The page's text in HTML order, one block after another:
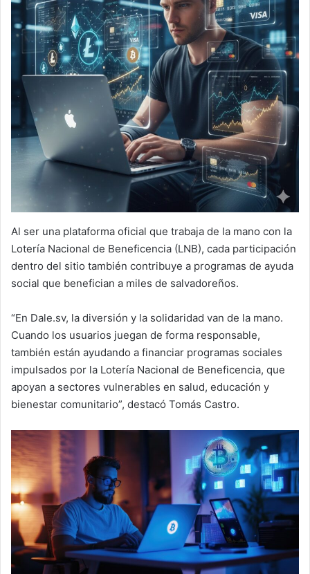
Al ser una plataforma oficial que trabaja de la mano con la
Lotería Nacional de Beneficencia (LNB), cada participación
dentro del sitio también contribuye a programas de ayuda
social que benefician a miles de salvadoreños.
“En Dale.sv, la diversión y la solidaridad van de la mano.
Cuando los usuarios juegan de forma responsable,
también están ayudando a financiar programas sociales
impulsados por la Lotería Nacional de Beneficencia, que
apoyan a sectores vulnerables en salud, educación y
bienestar comunitario”, destacó Tomás Castro.